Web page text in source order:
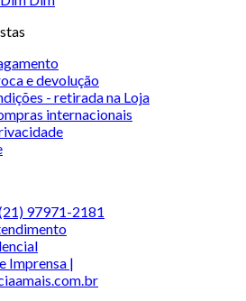
e devolução
- retirada na Loja
internacionais
97971-2181
Imprensa |